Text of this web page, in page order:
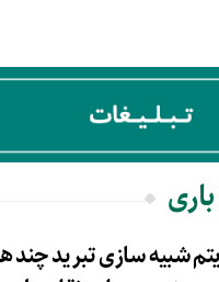
شبیه سازی تبرید